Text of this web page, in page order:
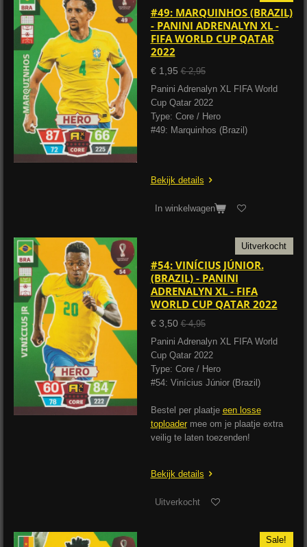
#49: MARQUINHOS (BRAZIL)
- PANINI ADRENALYN XL -
FIFA WORLD CUP QATAR
2022
€ 1,95 € 2,95
Panini Adrenalyn XL FIFA World
Cup Qatar 2022
Type: Core / Hero
#49: Marquinhos (Brazil)
Bekijk details
In winkelwagen
Uitverkocht
#54: VINÍCIUS JÚNIOR.
(BRAZIL) - PANINI
ADRENALYN XL - FIFA
WORLD CUP QATAR 2022
€ 3,50 € 4,95
Panini Adrenalyn XL FIFA World
Cup Qatar 2022
Type: Core / Hero
#54: Vinícius Júnior (Brazil)
Bestel per plaatje een losse
toploadermee om je plaatje extra
veilig te laten toezenden!
Bekijk details
Uitverkocht
Sale!